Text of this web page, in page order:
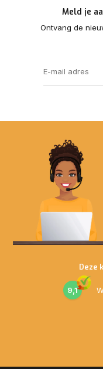
Meld je
Ontvang de
Deze
9,1